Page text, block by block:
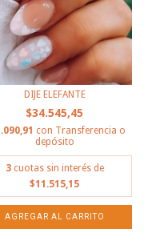
DIJE ELEFANTE
$34.545,45
con Transferencia o
depósito
3 cuotas sin interés de
$11.515,15